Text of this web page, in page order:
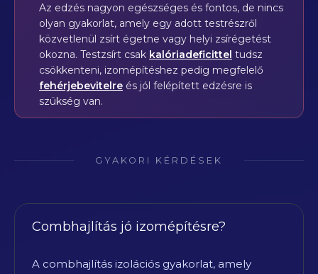
Az edzés nagyon egészséges és fontos, de nincs
olyan gyakorlat, amely egy adott testrészről
közvetlenül zsírt égetne vagy helyi zsírégetést
okozna. Testzsírt csak kalóriadeficittel tudsz
csökkenteni, izomépítéshez pedig megfelelő
fehérjebevitelre és jól felépített edzésre is
szükség van.
GYAKORI KÉRDÉSEK
Combhajlítás jó izomépítésre?
A combhajlítás izolációs gyakorlat, amely